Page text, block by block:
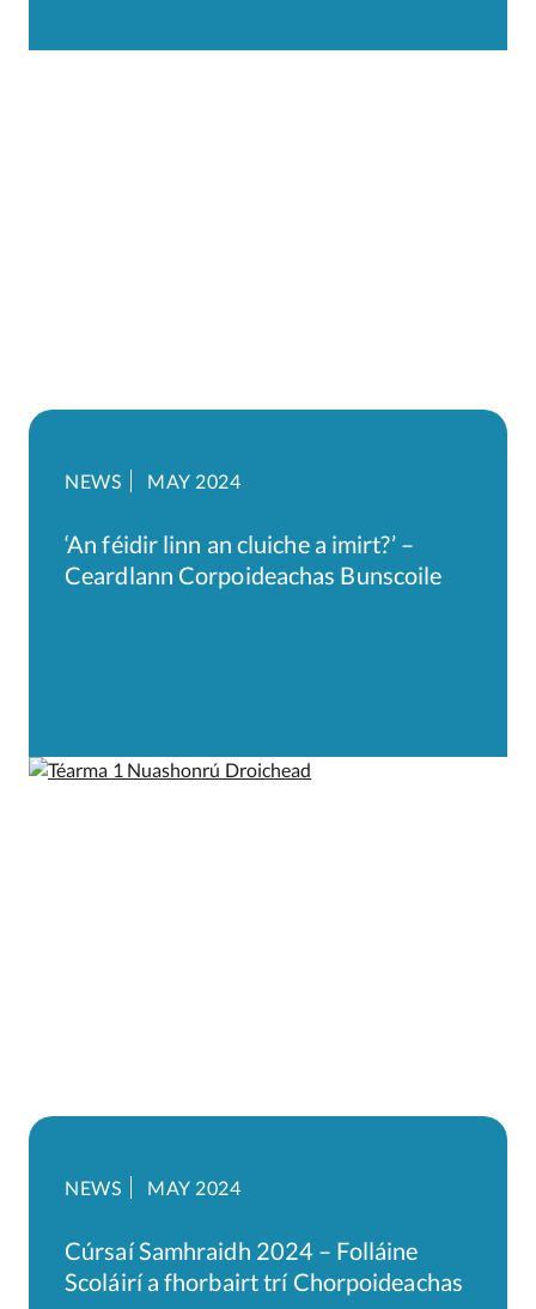
NEWS MAY 2024
‘An féidir linn an cluiche a imirt?’ –
Ceardlann Corpoideachas Bunscoile
NEWS MAY 2024
Cúrsaí Samhraidh 2024 – Folláine
Scoláirí a fhorbairt trí Chorpoideachas